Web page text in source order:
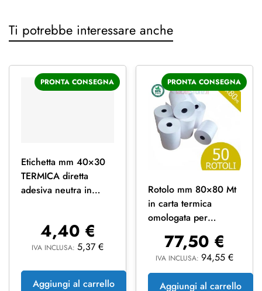
Ti potrebbe interessare anche
PRONTA CONSEGNA
Etichetta mm 40×30
TERMICA diretta
adesiva neutra in
4,40 €
IVA INCLUSA: 5,37 €
Aggiungi al carrello
PRONTA CONSEGNA
Rotolo mm 80×80 Mt
in carta termica
omologata per
scontrini fiscali 50 pz
77,50 €
IVA INCLUSA: 94,55 €
Aggiungi al carrello